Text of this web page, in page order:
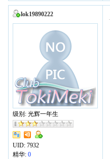
lok19890222
级别: 光辉一年生
UID: 7932
精华: 0